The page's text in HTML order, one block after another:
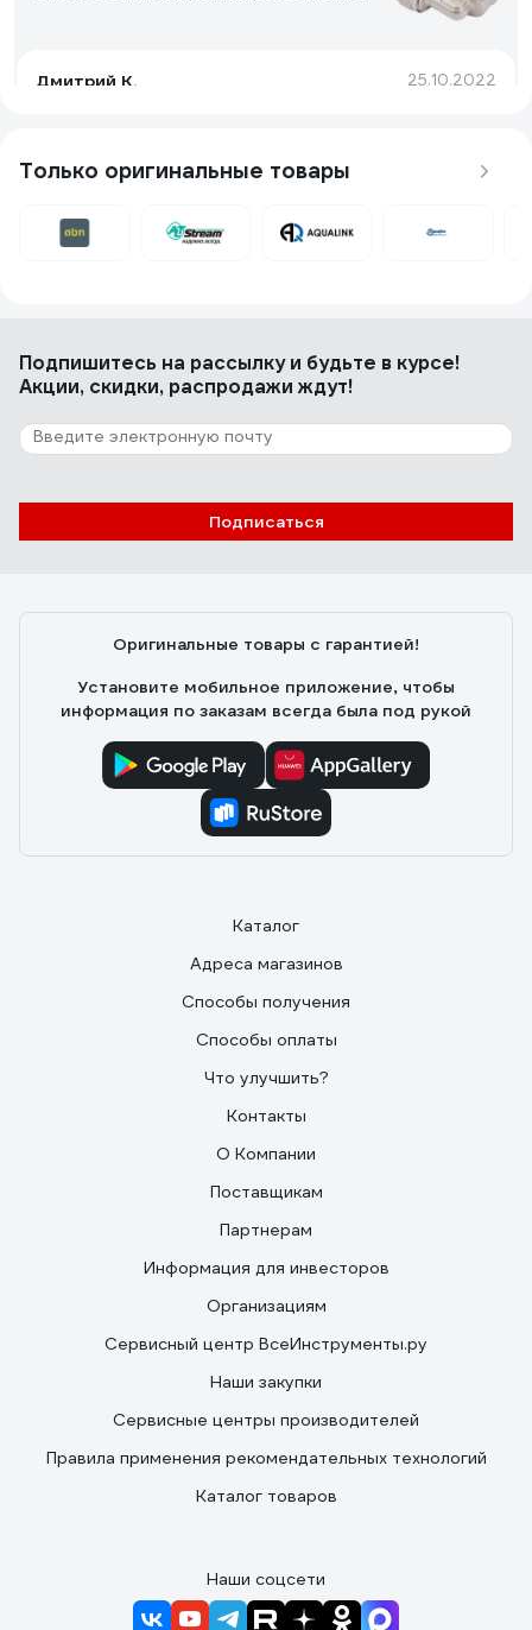
Дмитрий К. 25.10.2022
Отзыв о СТМ наружняя резьба, 20х1/2х20
хорошо, сами чистые и можно устанавливать как есть.
Только оригинальные товары
Подпишитесь на рассылкуи будьте в курсе!
Акции, скидки, распродажи ждут!
Подписаться
Оригинальные товары с гарантией!
Установите мобильное приложение, чтобы
информация по заказам всегда была под рукой
Каталог
Адреса магазинов
Способы получения
Способы оплаты
Что улучшить?
Контакты
О Компании
Поставщикам
Партнерам
Информация для инвесторов
Организациям
Сервисный центр ВсеИнструменты.ру
Наши закупки
Сервисные центры производителей
Правила применения рекомендательных технологий
Каталог товаров
Наши соцсети